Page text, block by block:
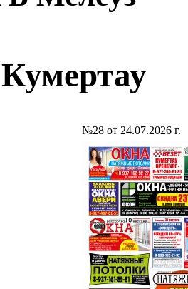
№28 от 24.07.2026 г.